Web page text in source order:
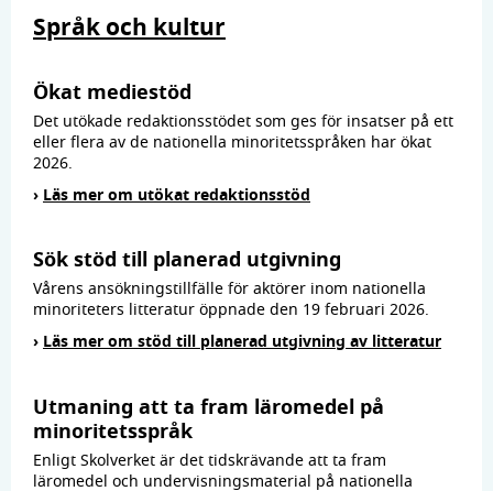
Språk och kultur
Ökat mediestöd
Det utökade redaktionsstödet som ges för insatser på ett
eller flera av de nationella minoritetsspråken har ökat
2026.
› Läs mer om utökat redaktionsstöd
Sök stöd till planerad utgivning
Vårens ansökningstillfälle för aktörer inom nationella
minoriteters litteratur öppnade den 19 februari 2026.
› Läs mer om stöd till planerad utgivning av litteratur
Utmaning att ta fram läromedel på
minoritetsspråk
Enligt Skolverket är det tidskrävande att ta fram
läromedel och undervisningsmaterial på nationella